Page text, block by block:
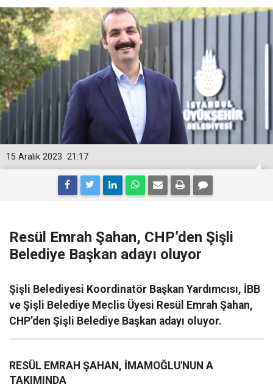
21:17
15 Aralık 2023
Resül Emrah Şahan, CHP’den Şişli
Belediye Başkan adayı oluyor
Şişli Belediyesi Koordinatör Başkan Yardımcısı, İBB
ve Şişli Belediye Meclis Üyesi Resül Emrah Şahan,
CHP’den Şişli Belediye Başkan adayı oluyor.
RESÜL EMRAH ŞAHAN, İMAMOĞLU'NUN A
TAKIMINDA